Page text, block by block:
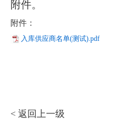
附件。
附件：
入库供应商名单(测试).pdf
< 返回上一级